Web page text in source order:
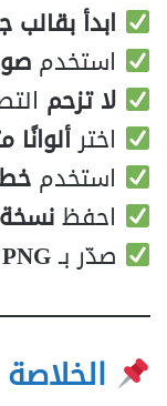
ابدأ بقالب
استخدم
لا تزحم
اختر
استخدم
احفظ
صدّر بـPNG
الخلاصة